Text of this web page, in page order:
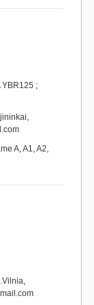
YBR125 ;
A, A1, A2,